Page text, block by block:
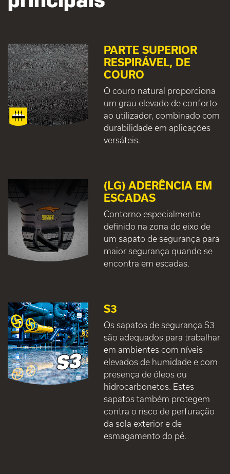
PARTE SUPERIOR
RESPIRÁVEL, DE
COURO
O couro natural proporciona
um grau elevado de conforto
ao utilizador, combinado com
durabilidade em aplicações
versáteis.
(LG) ADERÊNCIA EM
ESCADAS
Contorno especialmente
definido na zona do eixo de
um sapato de segurança para
maior segurança quando se
encontra em escadas.
S3
Os sapatos de segurança S3
são adequados para trabalhar
em ambientes com níveis
elevados de humidade e com
presença de óleos ou
hidrocarbonetos. Estes
sapatos também protegem
contra o risco de perfuração
da sola exterior e de
esmagamento do pé.